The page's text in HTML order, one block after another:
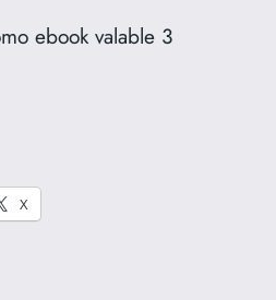
ebook valable 3
X